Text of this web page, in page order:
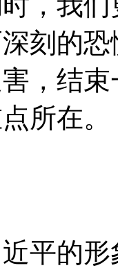
刻的
，结
所在。
平的